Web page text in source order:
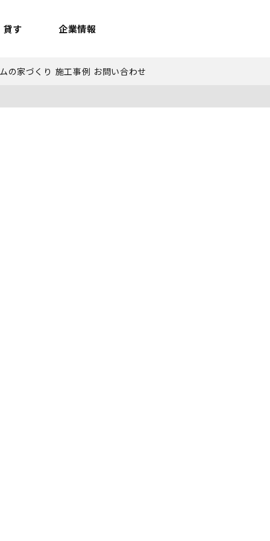
お問合せ
お問合せ
来店予約
無料お見積もり
貸す
お問い合わせ
セミナー申し込み
企業情報
の家づくり 施工事例 お問い合わせ